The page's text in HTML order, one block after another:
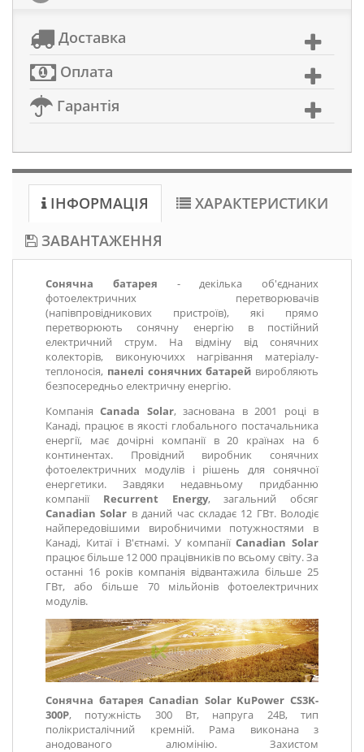
Доставка
Оплата
Гарантія
ІНФОРМАЦІЯ
ХАРАКТЕРИСТИКИ
ЗАВАНТАЖЕННЯ
Сонячна батарея - декілька об'єднаних
фотоелектричних перетворювачів
(напівпровідникових пристроїв), які прямо
перетворюють сонячну енергію в постійний
електричний струм. На відміну від сонячних
колекторів, виконуючихх нагрівання матеріалу-
теплоносія, панелі сонячних батарей виробляють
безпосередньо електричну енергію.
КомпаніяCanada Solar, заснована в 2001 році в
Канаді, працює в якості глобального постачальника
енергії, має дочірні компанії в 20 країнах на 6
континентах. Провідний виробник сонячних
фотоелектричних модулів і рішень для сонячної
енергетики. Завдяки недавньому придбанню
компанії Recurrent Energy, загальний обсяг
Canadian Solar в даний час складає 12 ГВт. Володіє
найпередовішими виробничими потужностями в
Канаді, Китаї і В'єтнамі. У компаніїCanadian Solar
працює більше 12 000 працівників по всьому світу. За
останні 16 років компанія відвантажила більше 25
ГВт, або більше 70 мільйонів фотоелектричних
модулів.
Сонячна батарея Canadian Solar KuPower CS3K-
300P, потужність 300 Вт, напруга 24В, тип
полікристалічний кремній. Рама виконана з
анодованого алюмінію. Захистом